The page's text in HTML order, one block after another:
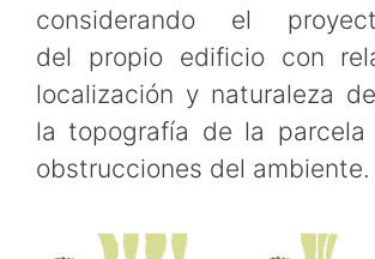
considerando el
del propio edificio con
localización y naturaleza
la topografía de la
obstrucciones del ambiente.